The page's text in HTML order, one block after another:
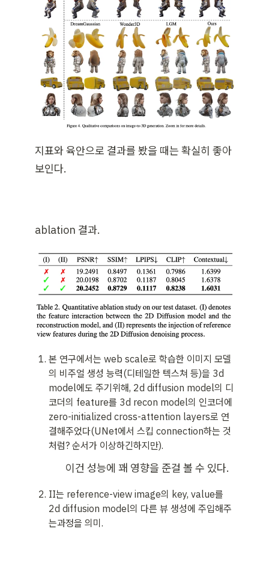
지표와 육안으로 결과를 봤을 때는 확실히 좋아
보인다.
ablation 결과.
본 연구에서는 web scale로 학습한 이미지 모델
의 비주얼 생성 능력(디테일한 텍스쳐 등)을 3d
model에도 주기위해, 2d diffusion model의 디
코더의 feature를 3d recon model의 인코더에
zero-initialized cross-attention layers로 연
결해주었다(UNet에서 스킵 connection하는 것
처럼? 순서가 이상하긴하지만).
이건 성능에 꽤 영향을 준걸 볼 수 있다.
II는 reference-view image의 key, value를
2d diffusion model의 다른 뷰 생성에 주입해주
는과정을 의미.